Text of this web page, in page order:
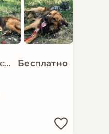
Молодий пес КОДІ мріє знову стати домашнім! Бесплатно